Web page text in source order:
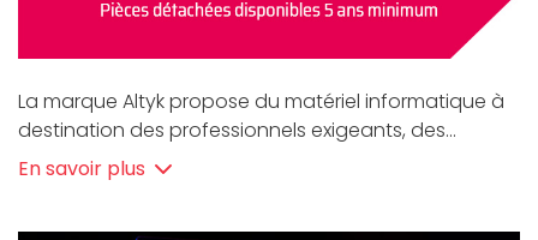
La marque Altyk propose du matériel informatique à
destination des professionnels exigeants, des
gamers et des familles en quête de divertissement.
Que vous soyez un utilisateur débutant ou expert,
En savoir plus